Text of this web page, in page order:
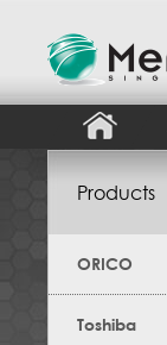
Products
ORICO
Toshiba